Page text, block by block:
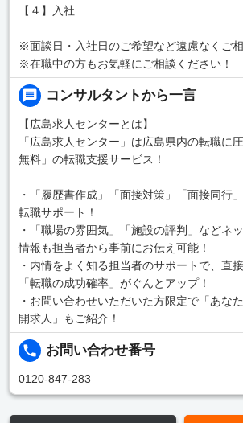
【４】入社
※面談日・入社日のご希望など遠慮なくご相
※在職中の方もお気軽にご相談ください！
コンサルタントから一言
【広島求人センターとは】
「広島求人センター」は広島県内の転職に
無料」の転職支援サービス！
・「履歴書作成」「面接対策」「面接同行
転職サポート！
・「職場の雰囲気」「施設の評判」などネ
情報も担当者から事前にお伝え可能！
・内情をよく知る担当者のサポートで、直
「転職の成功確率」がぐんとアップ！
・お問い合わせいただいた方限定で「あな
開求人」もご紹介！
お問い合わせ番号
0120-847-283